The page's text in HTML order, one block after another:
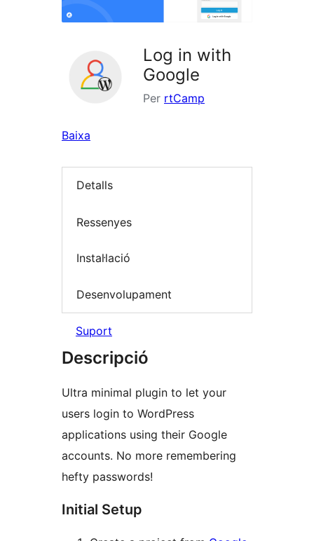
Log in with
Google
Per rtCamp
Baixa
Detalls
Ressenyes
Instal·lació
Desenvolupament
Suport
Descripció
Ultra minimal plugin to let your
users login to WordPress
applications using their Google
accounts. No more remembering
hefty passwords!
Initial Setup